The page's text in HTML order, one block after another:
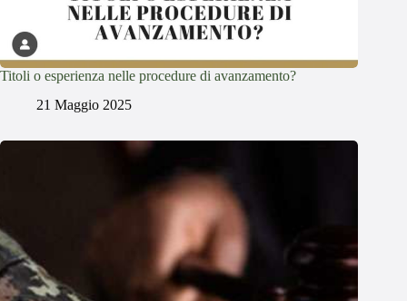
Titoli o esperienza nelle procedure di avanzamento?
21 Maggio 2025